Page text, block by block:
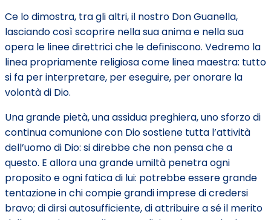
Ce lo dimostra, tra gli altri, il nostro Don Guanella,
lasciando così scoprire nella sua anima e nella sua
opera le linee direttrici che le definiscono. Vedremo la
linea propriamente religiosa come linea maestra: tutto
si fa per interpretare, per eseguire, per onorare la
volontà di Dio.
Una grande pietà, una assidua preghiera, uno sforzo di
continua comunione con Dio sostiene tutta l’attività
dell’uomo di Dio: si direbbe che non pensa che a
questo. E allora una grande umiltà penetra ogni
proposito e ogni fatica di lui: potrebbe essere grande
tentazione in chi compie grandi imprese di credersi
bravo; di dirsi autosufficiente, di attribuire a sé il merito